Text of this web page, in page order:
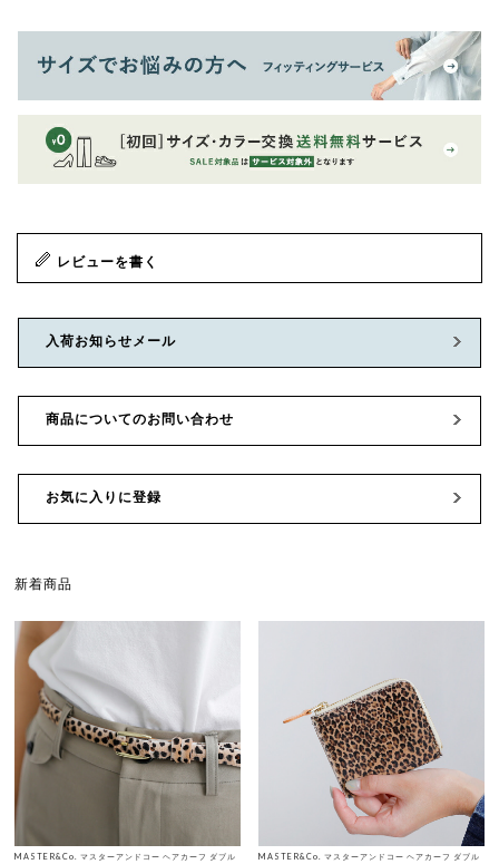
レビューを書く
入荷お知らせメール
商品についてのお問い合わせ
お気に入りに登録
新着商品
MASTER&Co. マスターアンドコー ヘアカーフ ダブル
MASTER&Co. マスターアンドコー ヘアカーフ ダブル